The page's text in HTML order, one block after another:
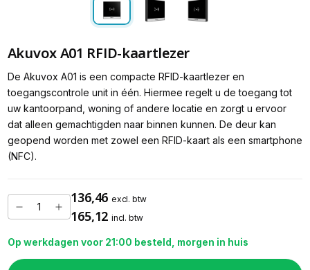
Akuvox A01 RFID-kaartlezer
De Akuvox A01 is een compacte RFID-kaartlezer en
toegangscontrole unit in één. Hiermee regelt u de toegang tot
uw kantoorpand, woning of andere locatie en zorgt u ervoor
dat alleen gemachtigden naar binnen kunnen. De deur kan
geopend worden met zowel een RFID-kaart als een smartphone
(NFC).
136,46 excl. btw
165,12 incl. btw
Op werkdagen voor 21:00 besteld, morgen in huis